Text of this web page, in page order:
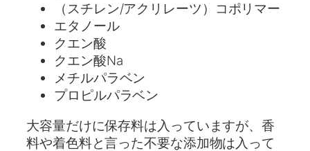
（スチレン/アクリレーツ）コポリマー
エタノール
クエン酸
クエン酸Na
メチルパラベン
プロピルパラベン
大容量だけに保存料は入っていますが、香
料や着色料と言った不要な添加物は入って